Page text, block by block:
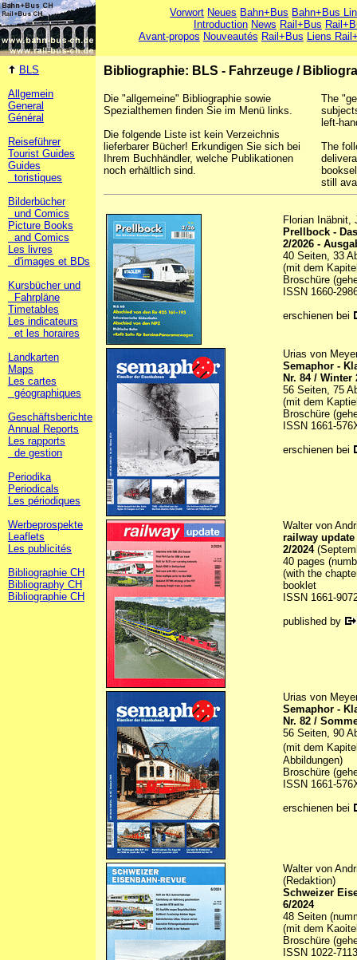
Vorwort Neues Bahn+Bus Bahn+Bus
Introduction News Rail+Bus
Avant-propos Nouveautés Rail+Bus Liens
BLS
Allgemein
General
Général
Reiseführer
Tourist Guides
Guides
toristiques
Bilderbücher
und Comics
Picture Books
and Comics
Les livres
d'images et BDs
Kursbücher und
Fahrpläne
Timetables
Les indicateurs
et les horaires
Landkarten
Maps
Les cartes
géographiques
Geschäftsberichte
Annual Reports
Les rapports
de gestion
Periodika
Periodicals
Les périodiques
Werbeprospekte
Leaflets
Les publicités
Bibliographie CH
Bibliography CH
Bibliographie CH
Bibliographie: BLS - Fahrzeuge /
Die "allgemeine" Bibliographie sowie
Spezialthemen finden Sie im Menü links.
Die folgende Liste ist kein Verzeichnis
lieferbarer Bücher! Erkundigen Sie sich bei
Ihrem Buchhändler, welche Publikationen
noch erhältlich sind.
The
left-
The
still
Florian Inäbnit,
Prellbock -
2/2026 -
40 Seiten, 33
(mit dem
Broschüre
ISSN 1660-
erschienen bei
Urias von
Semaphor -
Nr. 84 / Winter
56 Seiten, 75
(mit dem
Broschüre
ISSN 1661-
erschienen bei
Walter von
railway update
2/2024
40 pages
(with the
booklet
ISSN 1661-
published by
Urias von
Semaphor -
Nr. 82 /
56 Seiten, 90
(mit dem
Abbildungen)
Broschüre
ISSN 1661-
erschienen bei
Walter von
(Redaktion)
Schweizer
6/2024
48 Seiten
(mit dem
Broschüre
ISSN 1022-7113